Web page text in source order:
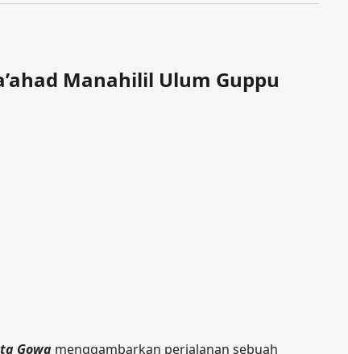
Manahilil Ulum Guppu
Gowa menggambarkan perjalanan sebuah